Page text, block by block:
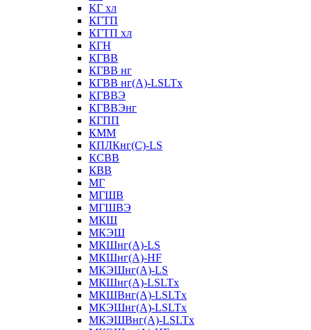
КГ хл
КГТП
КГТП хл
КГН
КГВВ
КГВВ нг
КГВВ нг(А)-LSLTx
КГВВЭ
КГВВЭнг
КГПП
КММ
КПЛКнг(C)-LS
КСВВ
КВВ
МГ
МГШВ
МГШВЭ
МКШ
МКЭШ
МКШнг(А)-LS
МКШнг(А)-HF
МКЭШнг(А)-LS
МКШнг(А)-LSLTx
МКШВнг(A)-LSLTx
МКЭШнг(А)-LSLTx
МКЭШВнг(A)-LSLTx